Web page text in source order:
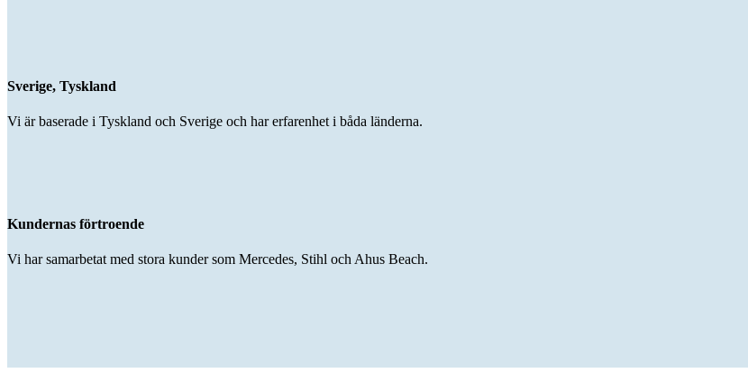
Sverige, Tyskland
Vi är baserade i Tyskland och Sverige och har erfarenhet i båda länderna.
Kundernas förtroende
Vi har samarbetat med stora kunder som Mercedes, Stihl och Ahus Beach.